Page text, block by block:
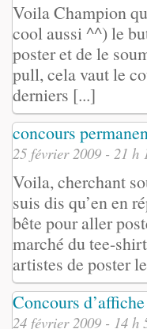
Voila Champion
cool aussi ^^) le
poster et de le
pull, cela vaut le
derniers [...]
concours
25 février 2009 - 21 h
Voila, cherchant
suis dis qu’en en
bête pour aller
marché du tee-
artistes de poster
Concours
24 février 2009 - 14 h